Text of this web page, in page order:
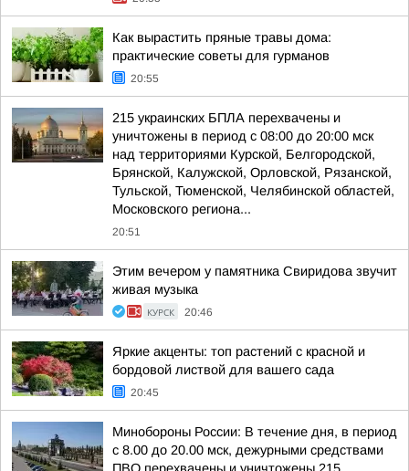
Как вырастить пряные травы дома:
практические советы для гурманов
20:55
215 украинских БПЛА перехвачены и
уничтожены в период с 08:00 до 20:00 мск
над территориями Курской, Белгородской,
Брянской, Калужской, Орловской, Рязанской,
Тульской, Тюменской, Челябинской областей,
Московского региона...
20:51
Этим вечером у памятника Свиридова звучит
живая музыка
КУРСК 20:46
Яркие акценты: топ растений с красной и
бордовой листвой для вашего сада
20:45
Минобороны России: В течение дня, в период
с 8.00 до 20.00 мск, дежурными средствами